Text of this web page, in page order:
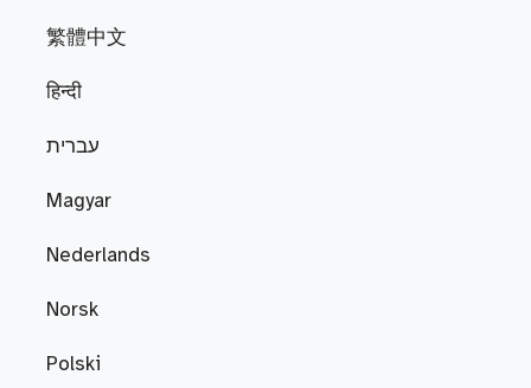
繁體中文
हिन्दी
עברית
Magyar
Nederlands
Norsk
Polski